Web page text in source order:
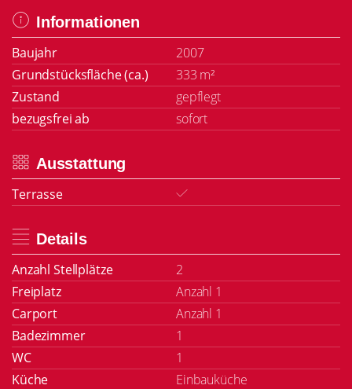
Informationen
Baujahr
2007
Grundstücksfläche (ca.)
333 m²
Zustand
gepflegt
bezugsfrei ab
sofort
Ausstattung
Terrasse
Details
Anzahl Stellplätze
2
Freiplatz
Anzahl 1
Carport
Anzahl 1
Badezimmer
1
WC
1
Küche
Einbauküche